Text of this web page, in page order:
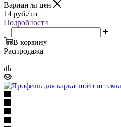
Варианты цен
14 руб./шт
Подробности
В корзину
Распродажа